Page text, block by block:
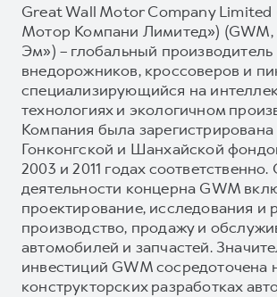
Great Wall Motor Company Limited
Мотор Компани Лимитед»)
Эм») – глобальный производитель
внедорожников, кроссоверов и
специализирующийся на
технологиях и экологичном
Компания была зарегистрирована
Гонконгской и Шанхайской
2003 и 2011 годах
деятельности концерна GWM
проектирование, исследования и
производство, продажу и
автомобилей и запчастей.
инвестиций GWM сосредоточена
конструкторских разработках